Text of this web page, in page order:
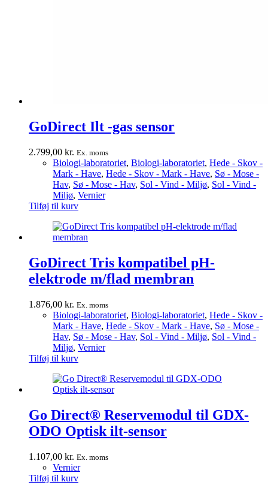
GoDirect Ilt -gas sensor
2.799,00 kr. Ex. moms
Biologi-laboratoriet, Biologi-laboratoriet, Hede - Skov -
Mark - Have, Hede - Skov - Mark - Have, Sø - Mose -
Hav, Sø - Mose - Hav, Sol - Vind - Miljø, Sol - Vind -
Miljø, Vernier
Tilføj til kurv
GoDirect Tris kompatibel pH-
elektrode m/flad membran
1.876,00 kr. Ex. moms
Biologi-laboratoriet, Biologi-laboratoriet, Hede - Skov -
Mark - Have, Hede - Skov - Mark - Have, Sø - Mose -
Hav, Sø - Mose - Hav, Sol - Vind - Miljø, Sol - Vind -
Miljø, Vernier
Tilføj til kurv
Go Direct® Reservemodul til GDX-
ODO Optisk ilt-sensor
1.107,00 kr. Ex. moms
Vernier
Tilføj til kurv